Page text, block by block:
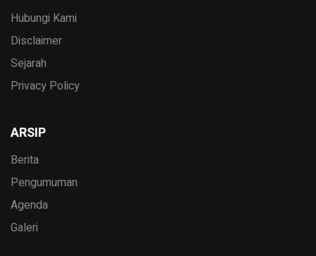
Hubungi Kami
Disclaimer
Sejarah
Privacy Policy
ARSIP
Berita
Pengumuman
Agenda
Galeri